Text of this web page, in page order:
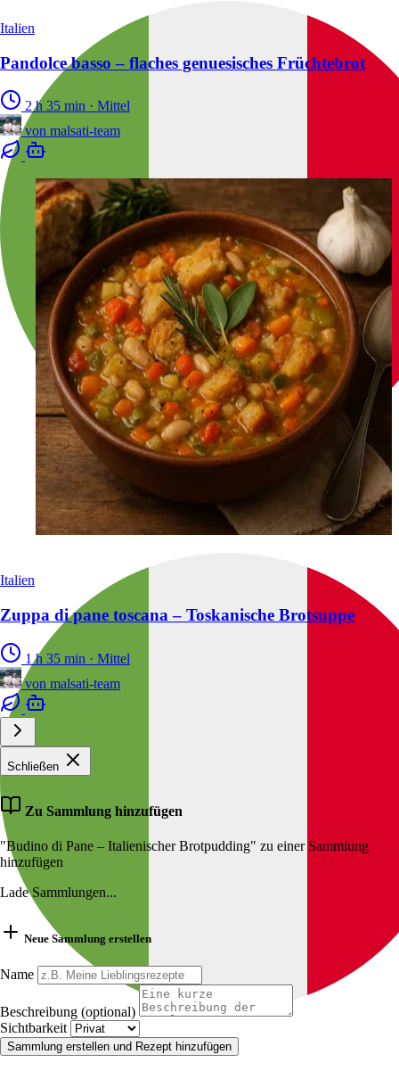
Italien
Pandolce basso – flaches genuesisches Früchtebrot
2 h 35 min · Mittel
von malsati-team
Italien
Zuppa di pane toscana – Toskanische Brotsuppe
1 h 35 min · Mittel
von malsati-team
Schließen
Zu Sammlung hinzufügen
"Budino di Pane – Italienischer Brotpudding" zu einer Sammlung
hinzufügen
Lade Sammlungen...
Neue Sammlung erstellen
Name
Beschreibung (optional)
Sichtbarkeit
Sammlung erstellen und Rezept hinzufügen